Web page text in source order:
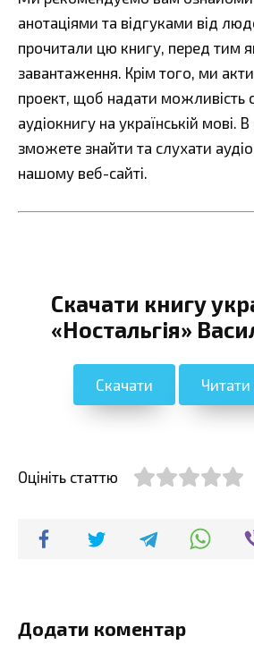
анотаціями та відгуками від
прочитали цю книгу, перед тим
завантаження. Крім того, ми
проект, щоб надати можливість
аудіокнигу на українській мові.
зможете знайти та слухати
нашому веб-сайті.
Скачати книгу
«Ностальгія»
Скачати
Оцініть статтю
Додати коментар